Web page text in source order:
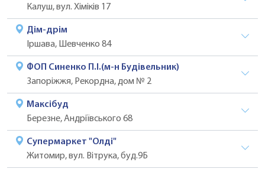
Калуш, вул. Хіміків 17
Дім-дрім
Іршава, Шевченко 84
ФОП Синенко П.І.(м-н Будівельник)
Запоріжжя, Рекордна, дом № 2
Максібуд
Березне, Андріївського 68
Супермаркет "Олді"
Житомир, вул. Вітрука, буд.9Б